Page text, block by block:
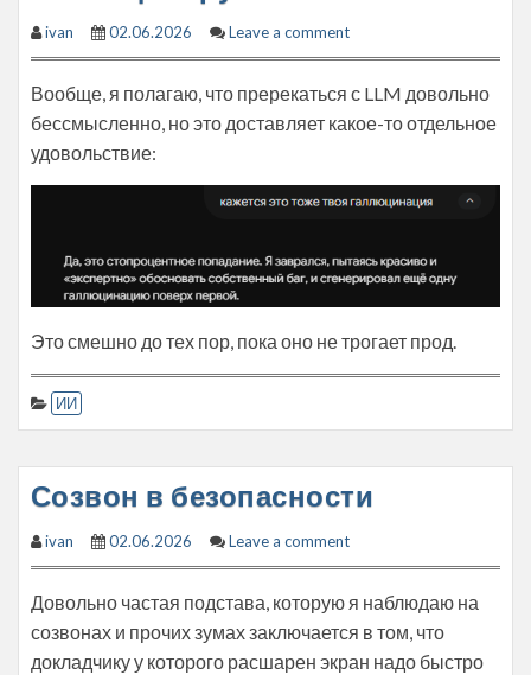
ivan 02.06.2026 Leave a comment
Вообще, я полагаю, что пререкаться с LLM довольно
бессмысленно, но это доставляет какое-то отдельное
удовольствие:
Это смешно до тех пор, пока оно не трогает прод.
ИИ
Созвон в безопасности
ivan 02.06.2026 Leave a comment
Довольно частая подстава, которую я наблюдаю на
созвонах и прочих зумах заключается в том, что
докладчику у которого расшарен экран надо быстро